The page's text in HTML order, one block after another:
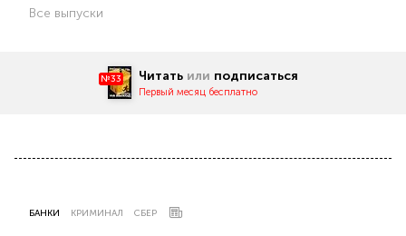
Все выпуски
№33 Читать или подписаться
Первый месяц бесплатно
БАНКИ КРИМИНАЛ СБЕР